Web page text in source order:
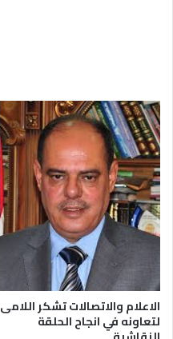
الاعلام والاتصالات تشكر اللامى
لتعاونه في انجاح الحلقة